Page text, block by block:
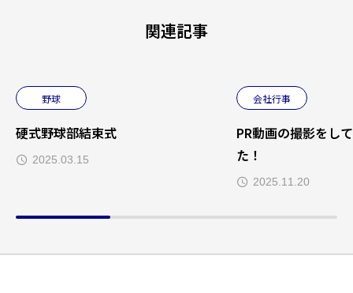
関連記事
野球
硬式野球部結束式
2025.03.15
会社行事
PR動画の撮影をし
た！
2025.11.20